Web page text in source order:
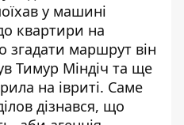
у машині
квартири на
згадати маршрут він
Тимур Міндіч та ще
на івриті. Саме
дізнався, що